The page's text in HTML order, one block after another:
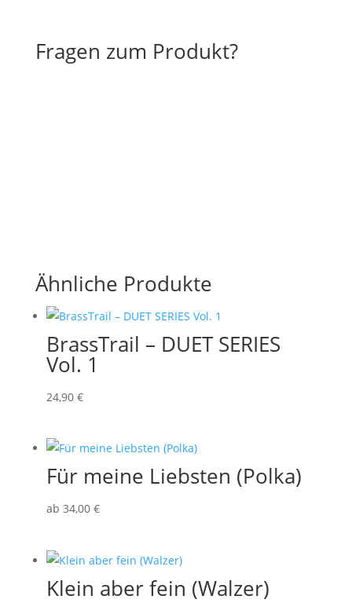
Fragen zum Produkt?
Ähnliche Produkte
BrassTrail – DUET SERIES
Vol. 1
24,90 €
Für meine Liebsten (Polka)
ab 34,00 €
Klein aber fein (Walzer)